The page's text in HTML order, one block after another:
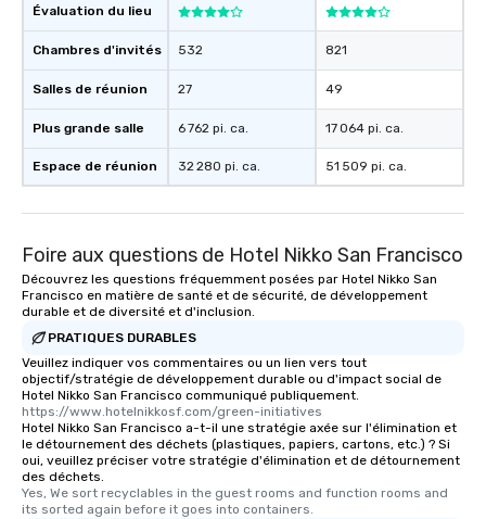
Évaluation du lieu
Chambres d'invités
Salles de réunion
Plus grande salle
Espace de réunion
532
27
6 762 pi. ca.
32 280 pi. ca.
821
49
17 064 pi. ca.
51 509 pi. ca.
Foire aux questions de Hotel Nikko San Francisco
Découvrez les questions fréquemment posées par Hotel Nikko San
Francisco en matière de santé et de sécurité, de développement
durable et de diversité et d'inclusion.
PRATIQUES DURABLES
Veuillez indiquer vos commentaires ou un lien vers tout
objectif/stratégie de développement durable ou d'impact social de
Hotel Nikko San Francisco communiqué publiquement.
https://www.hotelnikkosf.com/green-initiatives
Hotel Nikko San Francisco a-t-il une stratégie axée sur l'élimination et
le détournement des déchets (plastiques, papiers, cartons, etc.) ? Si
oui, veuillez préciser votre stratégie d'élimination et de détournement
des déchets.
Yes, We sort recyclables in the guest rooms and function rooms and
its sorted again before it goes into containers.